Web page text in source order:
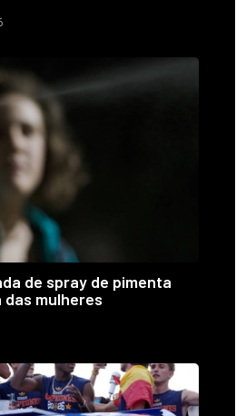
de spray de pimenta
mulheres